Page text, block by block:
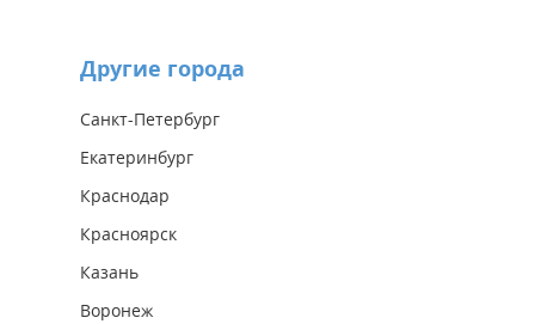
Другие города
Санкт-Петербург
Екатеринбург
Краснодар
Красноярск
Казань
Воронеж